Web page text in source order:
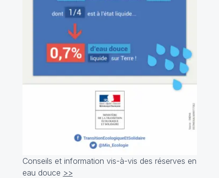
Conseils et information vis-à-vis des réserves en
eau douce >>